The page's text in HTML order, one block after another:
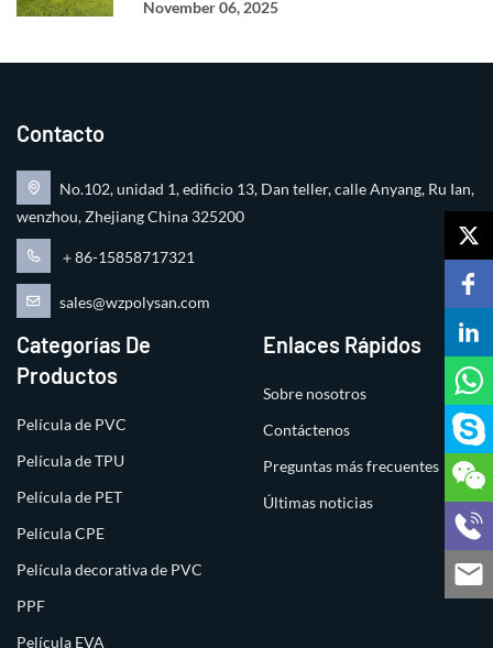
November 06, 2025
Contacto
No.102, unidad 1, edificio 13, Dan teller, calle Anyang, Ru Ian,
wenzhou, Zhejiang China 325200
＋86-15858717321
sales@wzpolysan.com
Categorías De
Productos
Película de PVC
Película de TPU
Película de PET
Película CPE
Película decorativa de PVC
PPF
Película EVA
Enlaces Rápidos
Sobre nosotros
Contáctenos
Preguntas más frecuentes
Últimas noticias